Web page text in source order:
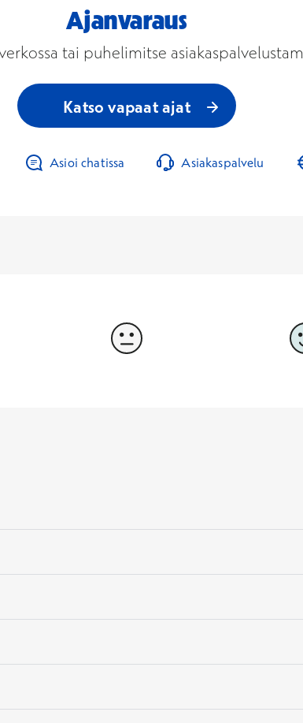
Ajanvaraus
tai puhelimitse
Katso vapaat ajat
Asioi chatissa Asiakaspalvelu
3 4